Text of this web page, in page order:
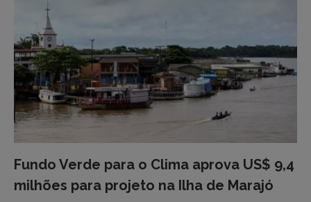
Fundo Verde para o Clima aprova US$ 9,4
milhões para projeto na Ilha de Marajó